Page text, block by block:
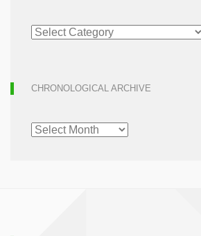
ARTICLE
ARCHIVE
CHRONOLOGICAL ARCHIVE
CHRONOLOGICAL
ARCHIVE